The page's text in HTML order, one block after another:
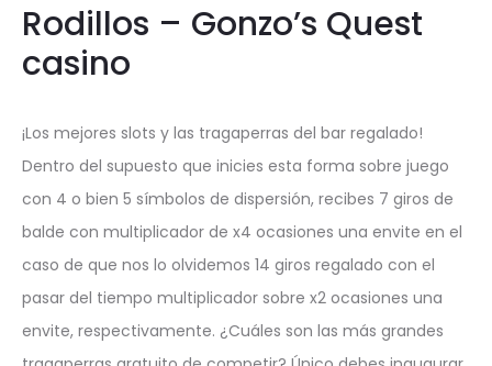
Rodillos – Gonzo’s Quest
casino
¡Los mejores slots y las tragaperras del bar regalado!
Dentro del supuesto que inicies esta forma sobre juego
con 4 o bien 5 símbolos de dispersión, recibes 7 giros de
balde con multiplicador de x4 ocasiones una envite en el
caso de que nos lo olvidemos 14 giros regalado con el
pasar del tiempo multiplicador sobre x2 ocasiones una
envite, respectivamente. ¿Cuáles son las más grandes